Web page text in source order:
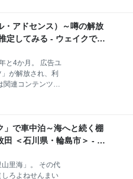
あってすぐに眠
・・トント
ントン・・・
比較的歩きやす
と気軽に山
より高山植物の
。 今回は伊吹山
色、山頂の絶
たいと思いま
アクセス 施設情
山頂 日本武尊の
堂 山頂の休憩処
・アドセンス）～噂の解放
定してみる - ウェイクで行
と4か月。 広告ユ
が解放され、利
関連コンテンツの
記録を振り返
コンテンツって
の状況 PV数と記
ついて気にした
？ ブログで紹介
ルアドセンスで
で車中泊～海へと続く棚
田 ＜石川県・輪島市＞ - ウ
里海」。 その代
ろよねせんまい